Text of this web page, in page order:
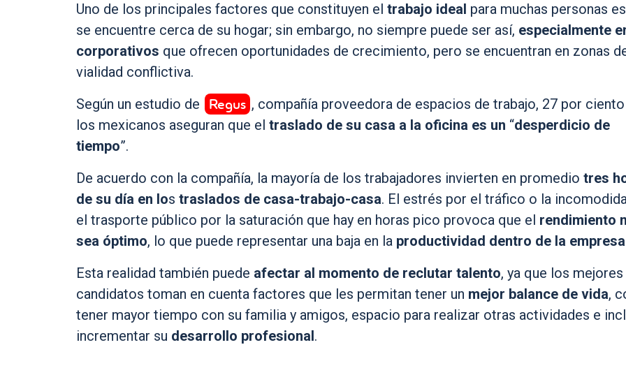
Uno de los principales factores que constituyen el trabajo ideal para muchas personas
se encuentre cerca de su hogar; sin embargo, no siempre puede ser así, especialmente
corporativos que ofrecen oportunidades de crecimiento, pero se encuentran en zonas
vialidad conflictiva.
Según un estudio de
Regus , compañía proveedora de espacios de trabajo, 27 por
los mexicanos aseguran que el traslado de su casa a la oficina es un “desperdicio de
tiempo”.
De acuerdo con la compañía, la mayoría de los trabajadores invierten en promedio tres
de su día en los traslados de casa-trabajo-casa. El estrés por el tráfico o la
el trasporte público por la saturación que hay en horas pico provoca que el rendimiento
sea óptimo, lo que puede representar una baja en la productividad dentro de la
Esta realidad también puede afectar al momento de reclutar talento, ya que los mejores
candidatos toman en cuenta factores que les permitan tener un mejor balance de vida,
tener mayor tiempo con su familia y amigos, espacio para realizar otras actividades e
incrementar su desarrollo profesional.